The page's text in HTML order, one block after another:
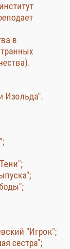
в
Изольда".
"Игрок";
сестра";